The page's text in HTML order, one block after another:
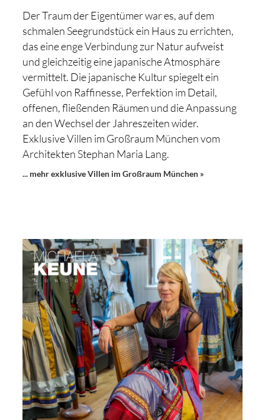
Der Traum der Eigentümer war es, auf dem
schmalen Seegrundstück ein Haus zu errichten,
das eine enge Verbindung zur Natur aufweist
und gleichzeitig eine japanische Atmosphäre
vermittelt. Die japanische Kultur spiegelt ein
Gefühl von Raffinesse, Perfektion im Detail,
offenen, fließenden Räumen und die Anpassung
an den Wechsel der Jahreszeiten wider.
Exklusive Villen im Großraum München vom
Architekten Stephan Maria Lang.
... mehr exklusive Villen im Großraum München »